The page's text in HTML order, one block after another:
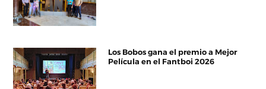
Los Bobos gana el premio a Mejor
Película en el Fantboi 2026